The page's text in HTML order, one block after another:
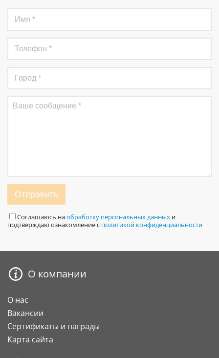
Отправить
Соглашаюсь наобработку персональных данных и
подтверждаю ознакомление с политикой конфиденциальности
О компании
О нас
Вакансии
Сертификаты и награды
Карта сайта